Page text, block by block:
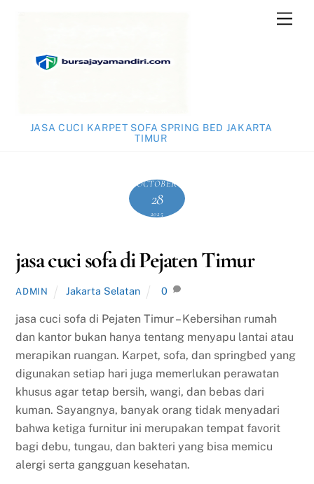
JASA CUCI KARPET SOFA SPRING BED JAKARTA
TIMUR
OCTOBER
28
2025
jasa cuci sofa di Pejaten Timur
ADMIN Jakarta Selatan 0
jasa cuci sofa di Pejaten Timur – Kebersihan rumah
dan kantor bukan hanya tentang menyapu lantai atau
merapikan ruangan. Karpet, sofa, dan springbed yang
digunakan setiap hari juga memerlukan perawatan
khusus agar tetap bersih, wangi, dan bebas dari
kuman. Sayangnya, banyak orang tidak menyadari
bahwa ketiga furnitur ini merupakan tempat favorit
bagi debu, tungau, dan bakteri yang bisa memicu
alergi serta gangguan kesehatan.